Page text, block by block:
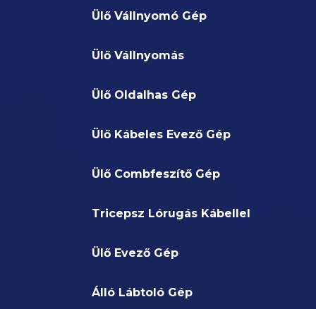
Ülő Vállnyomó Gép
Ülő Vállnyomás
Ülő Oldalhas Gép
Ülő Kábeles Evező Gép
Ülő Combfeszítő Gép
Tricepsz Lórugás Kábellel
Ülő Evező Gép
Álló Lábtoló Gép